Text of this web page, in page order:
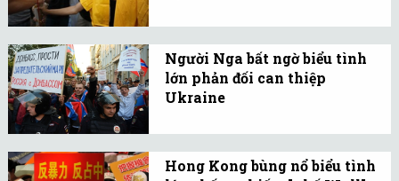
Kong "không hoàn thành
nhiệm vụ" bảo vệ người
ngày thứ Sáu.
Người Nga bất ngờ biểu tình
lớn phản đối can thiệp
Ukraine
nửa năm qua.
Hong Kong bùng nổ biểu tình